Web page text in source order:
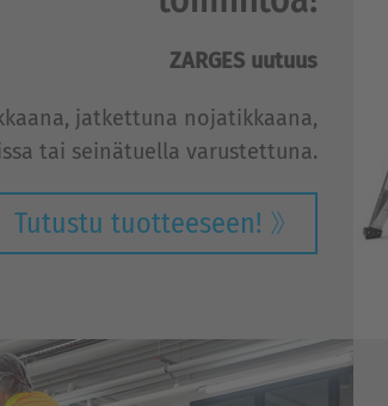
ZARGES uutuus
jatkettuna nojatikkaana,
tai seinätuella varustettuna.
Tutustu tuotteeseen!